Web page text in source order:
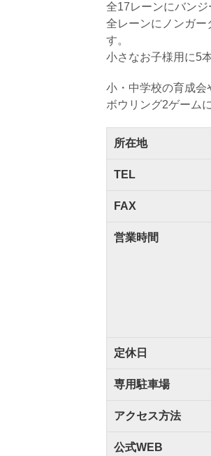
ail c
b
o
o
k
tt
er
全17レーンにバンジ
全レーンにノンガー
す。
小さなお子様用に5
小・中学校の育成会
ボウリング2ゲーム
所在地
TEL
FAX
営業時間
定休日
専用駐車場
アクセス方法
公式WEB